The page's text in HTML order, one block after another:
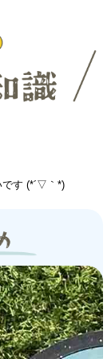
です (*´▽｀*)